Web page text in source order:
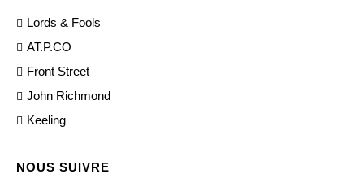
Lords & Fools
AT.P.CO
Front Street
John Richmond
Keeling
NOUS SUIVRE